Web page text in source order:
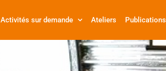
Activités sur demande Ateliers Publications